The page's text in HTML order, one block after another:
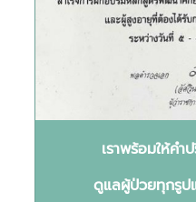
เราพร้อมให้ค
ดูแลผู้ป่วยทุกรูป